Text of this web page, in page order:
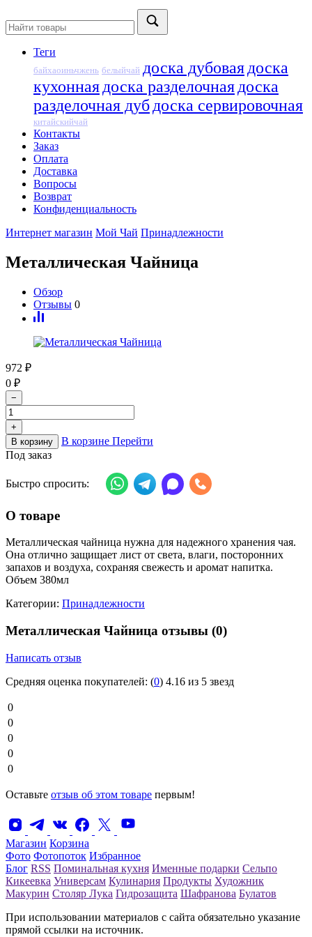
Теги
байхаоиньчжень белыйчай доска дубовая доска
кухонная доска разделочная доска
разделочная дуб доска сервировочная
китайскийчай
Контакты
Заказ
Оплата
Доставка
Вопросы
Возврат
Конфиденциальность
Интернет магазин Мой Чай Принадлежности
Металлическая Чайница
Обзор
Отзывы 0
972 ₽
0 ₽
−
+
В корзину
В корзине Перейти
Под заказ
Быстро спросить:
О товаре
Металлическая чайница нужна для надежного хранения чая.
Она отлично защищает лист от света, влаги, посторонних
запахов и воздуха, сохраняя свежесть и аромат напитка.
Объем 380мл
Категории: Принадлежности
Металлическая Чайница отзывы (0)
Написать отзыв
Средняя оценка покупателей: (0) 4.16 из 5 звезд
0
0
0
0
0
Оставьте отзыв об этом товаре первым!
Магазин Корзина
Фото Фотопоток Избранное
Блог RSS Поминальная кухня Именные подарки Сельпо
Кикеевка Универсам Кулинария Продукты Художник
Макурин Столяр Лука Гидрозащита Шафранова Булатов
При использовании материалов с сайта обязательно указание
прямой ссылки на источник.